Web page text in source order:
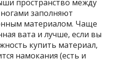
пространство между
заполняют
материалом. Чаще
вата и лучше, если вы
купить материал,
намокания (есть и